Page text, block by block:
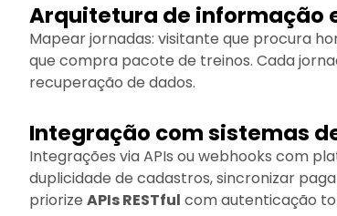
Arquitetura de informação
Mapear jornadas: visitante que procura
que compra pacote de treinos. Cada
recuperação de dados.
Integração com sistemas
Integrações via APIs ou webhooks com
duplicidade de cadastros, sincronizar
priorize APIs RESTful com autenticação